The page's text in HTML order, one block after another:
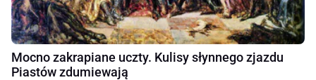
Mocno zakrapiane uczty. Kulisy słynnego zjazdu
Piastów zdumiewają